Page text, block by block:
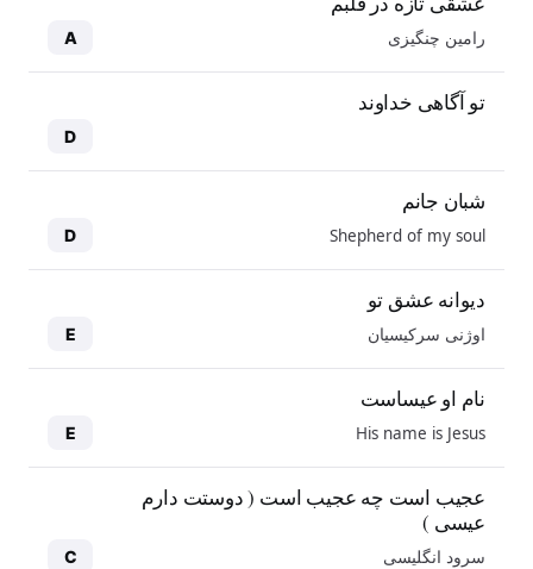
رامین چنگیزی A
تو آگاهی خداوند
D
شبان جانم
Shepherd of my soul
D
دیوانه عشق تو
اوژنی سرکیسیان E
نام او عیساست
His name is Jesus
E
عجیب است چه عجیب است ( دوستت دارم
عیسی )
سرود انگلیسی C